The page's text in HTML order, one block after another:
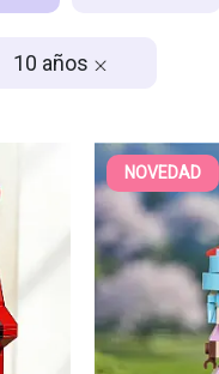
10 años
NOVEDAD